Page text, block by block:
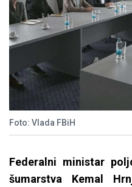
Foto: Vlada FBiH
Federalni ministar
šumarstva Kemal